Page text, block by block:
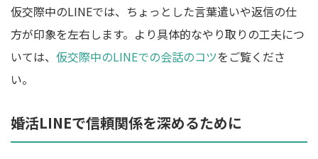
仮交際中のLINEでは、ちょっとした言葉遣いや返信の仕
方が印象を左右します。より具体的なやり取りの工夫につ
いては、 仮交際中のLINEでの会話のコツをご覧くださ
い。
婚活LINEで信頼関係を深めるために